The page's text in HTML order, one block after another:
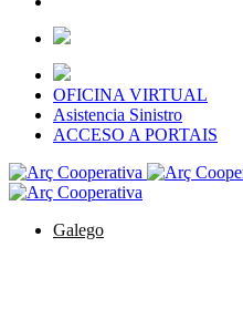
OFICINA VIRTUAL
Asistencia Sinistro
ACCESO A PORTAIS
Galego